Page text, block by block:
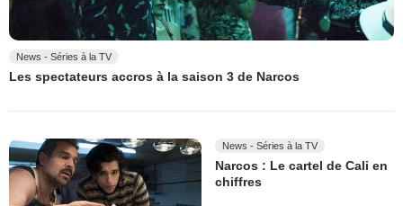
News - Séries à la TV
Les spectateurs accros à la saison 3 de Narcos
News - Séries à la TV
Narcos : Le cartel de Cali en
chiffres